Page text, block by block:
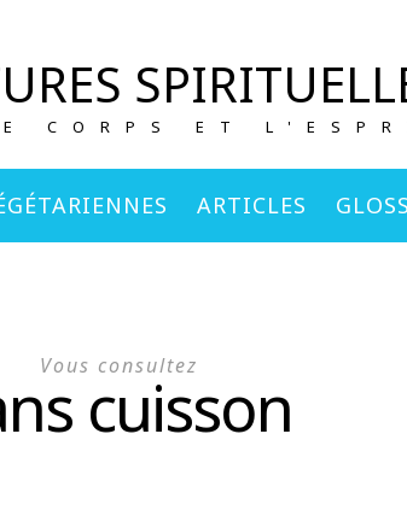
CORPS ET
ARTICLES
Vous consultez
cuisson